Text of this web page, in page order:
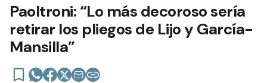
Paoltroni: “Lo más decoroso sería
retirar los pliegos de Lijo y García-
Mansilla”